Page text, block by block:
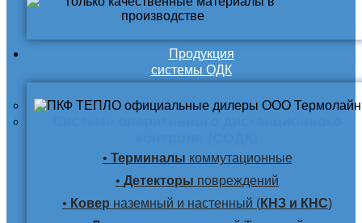
Продукция
системы ОДК
• Терминалы коммутационные
• Детекторы повреждений
• Ковер наземный и настенный (КНЗ и КНС)